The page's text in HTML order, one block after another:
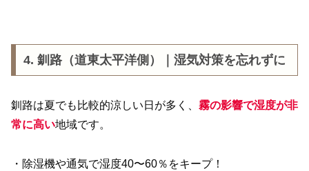
4. 釧路（道東太平洋側）｜湿気対策を忘れずに
釧路は夏でも比較的涼しい日が多く、 霧の影響で湿度が非
常に高い地域です。
・除湿機や通気で湿度40〜60％をキープ！